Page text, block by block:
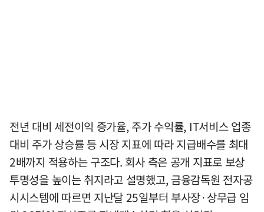
전년 대비 세전이익 증가율, 주가 수익률, IT서비스 업종
대비 주가 상승률 등 시장 지표에 따라 지급배수를 최대
2배까지 적용하는 구조다. 회사 측은 공개 지표로 보상
투명성을 높이는 취지라고 설명했고, 금융감독원 전자공
시시스템에 따르면 지난달 25일부터 부사장·상무급 임